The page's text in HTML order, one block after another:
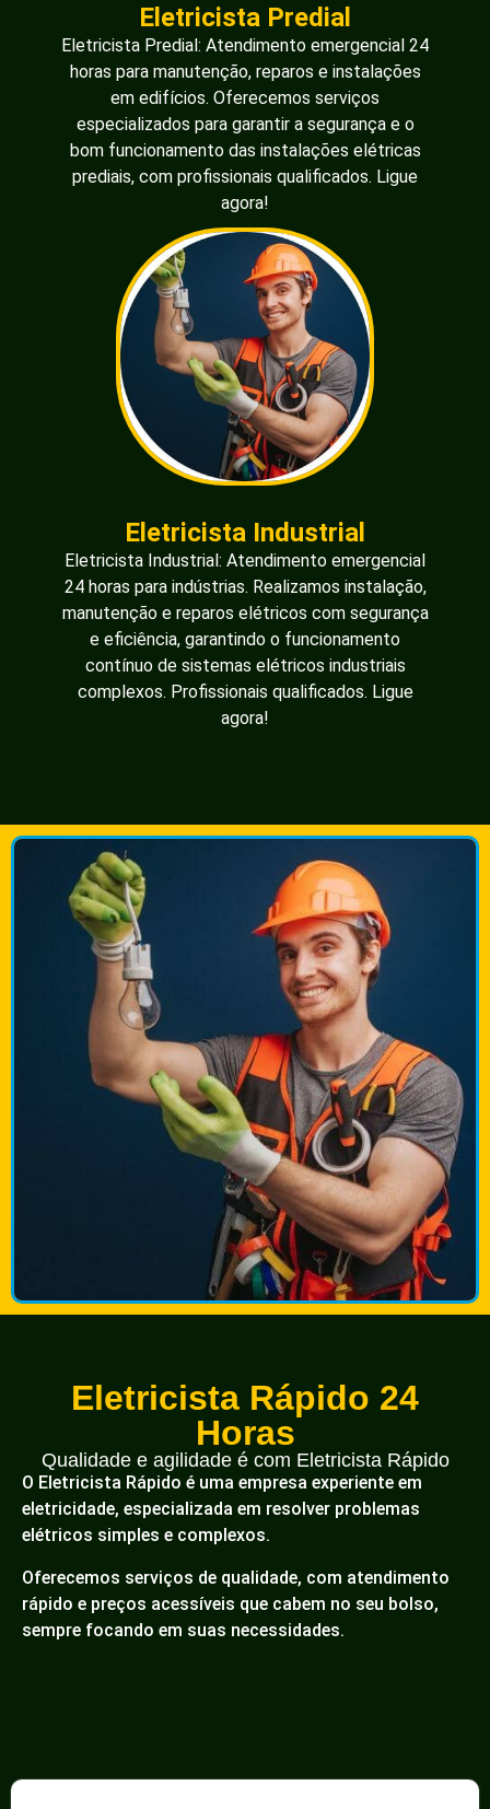
Eletricista Predial
Eletricista Predial: Atendimento emergencial 24
horas para manutenção, reparos e instalações
em edifícios. Oferecemos serviços
especializados para garantir a segurança e o
bom funcionamento das instalações elétricas
prediais, com profissionais qualificados. Ligue
agora!
Eletricista Industrial
Eletricista Industrial: Atendimento emergencial
24 horas para indústrias. Realizamos instalação,
manutenção e reparos elétricos com segurança
e eficiência, garantindo o funcionamento
contínuo de sistemas elétricos industriais
complexos. Profissionais qualificados. Ligue
agora!
Eletricista Rápido 24
Horas
Qualidade e agilidade é com Eletricista Rápido
O Eletricista Rápido é uma empresa experiente em
eletricidade, especializada em resolver problemas
elétricos simples e complexos.
Oferecemos serviços de qualidade, com atendimento
rápido e preços acessíveis que cabem no seu bolso,
sempre focando em suas necessidades.